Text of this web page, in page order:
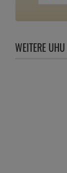
WEITERE